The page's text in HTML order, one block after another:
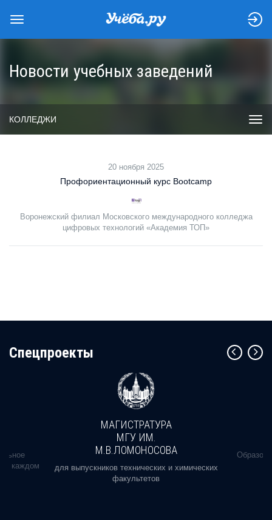
Новости учебных заведений
КОЛЛЕДЖИ
20 ноября 2025
Профориентационный курс Bootcamp
Воронежский филиал Московского международного колледжа
цифровых технологий «Академия ТОП»
Cпецпроекты
в каждом
МАГИСТРАТУРА
МГУ ИМ.
М.В.ЛОМОНОСОВА
для выпускников технических и химических
факультетов